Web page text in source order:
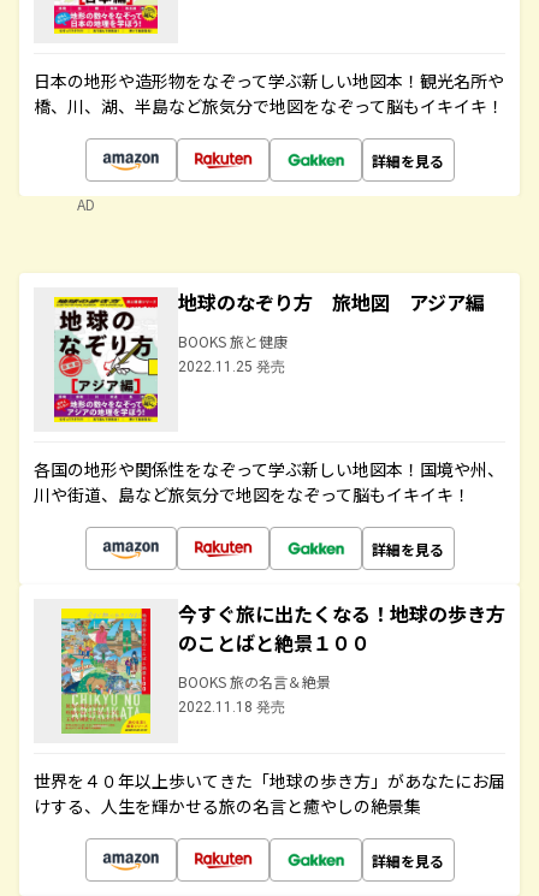
日本の地形や造形物をなぞって学ぶ新しい地図本！観光名所や
橋、川、湖、半島など旅気分で地図をなぞって脳もイキイキ！
詳細を見る
AD
地球のなぞり方 旅地図 アジア編
BOOKS 旅と健康
2022.11.25 発売
各国の地形や関係性をなぞって学ぶ新しい地図本！国境や州、
川や街道、島など旅気分で地図をなぞって脳もイキイキ！
詳細を見る
今すぐ旅に出たくなる！地球の歩き方
のことばと絶景１００
BOOKS 旅の名言＆絶景
2022.11.18 発売
世界を４０年以上歩いてきた「地球の歩き方」があなたにお届
けする、人生を輝かせる旅の名言と癒やしの絶景集
詳細を見る